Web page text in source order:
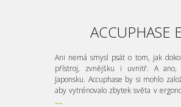
ACCUPHASE
Ani nemá smysl psát o tom, jak
přístroj, zvnějšku i uvnitř. A ano,
Japonsku. Accuphase by si mohlo
aby vytrénovalo zbytek světa v
...